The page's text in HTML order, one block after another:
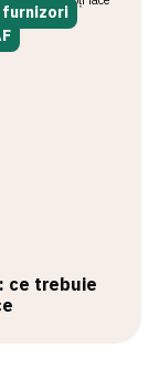
furnizori
ce trebuie